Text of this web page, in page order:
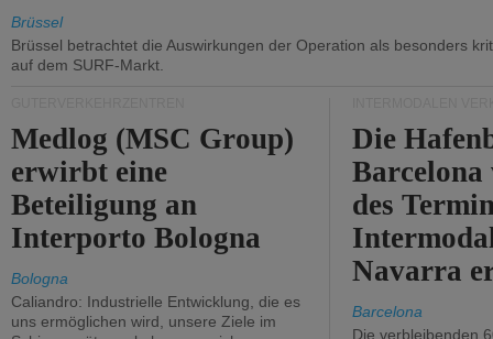
Brüssel
Brüssel betrachtet die Auswirkungen der Operation als besonders
auf dem SURF-Markt.
Medlog (MSC Group)
erwirbt eine
Beteiligung an
Interporto Bologna
Bologna
Caliandro: Industrielle Entwicklung, die es
uns ermöglichen wird, unsere Ziele im
Die
des
Navarra
Barcelona
Die verbleibenden